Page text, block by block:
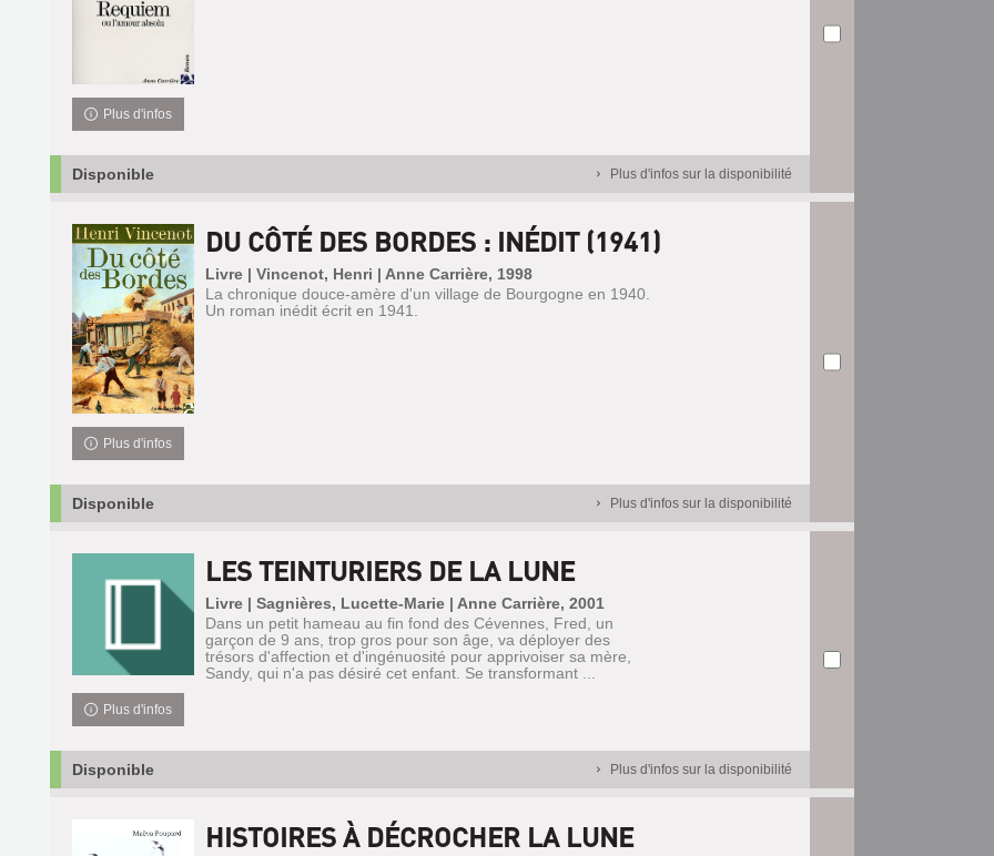
Plus d'infos
Disponible Plus d'infos sur la disponibilité
DU CÔTÉ DES BORDES : INÉDIT (1941)
Livre | Vincenot, Henri | Anne Carrière, 1998
La chronique douce-amère d'un village de Bourgogne en 1940.
Un roman inédit écrit en 1941.
Plus d'infos
Disponible Plus d'infos sur la disponibilité
LES TEINTURIERS DE LA LUNE
Livre | Sagnières, Lucette-Marie | Anne Carrière, 2001
Dans un petit hameau au fin fond des Cévennes, Fred, un
garçon de 9 ans, trop gros pour son âge, va déployer des
trésors d'affection et d'ingénuosité pour apprivoiser sa mère,
Sandy, qui n'a pas désiré cet enfant. Se transformant ...
Plus d'infos
Disponible Plus d'infos sur la disponibilité
HISTOIRES À DÉCROCHER LA LUNE